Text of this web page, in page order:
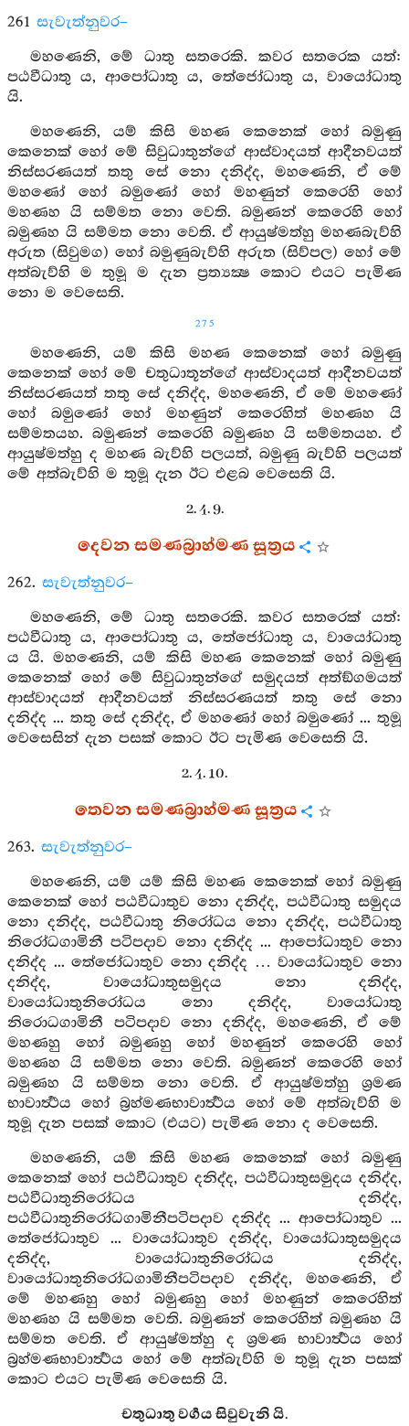
261 සැවැත්නුවර–
මහණෙනි, මේ ධාතු සතරෙකි. කවර සතරෙක යත්:
පඨවීධාතු ය, ආපෝධාතු ය, තේජෝධාතු ය, වායෝධාතු
යි.
මහණෙනි, යම් කිසි මහණ කෙනෙක් හෝ බමුණු
කෙනෙක් හෝ මේ සිවුධාතුන්ගේ ආස්වාදයත් ආදීනවයත්
නිස්සරණයත් තතු සේ නො දනිද්ද, මහණෙනි, ඒ මේ
මහණෝ හෝ බමුණෝ හෝ මහණුන් කෙරෙහි හෝ
මහණහ යි සම්මත නො වෙති. බමුණන් කෙරෙහි හෝ
බමුණහ යි සම්මත නො වෙති. ඒ ආයුෂ්මත්හු මහණබැව්හි
අරුත (සිවුමග) හෝ බමුණුබැව්හි අරුත (සිව්පල) හෝ මේ
අත්බැව්හි ම තුමූ ම දැන ප්‍රත්‍යක්‍ෂ කොට එයට පැමිණ
නො ම වෙසෙති.
275
මහණෙනි, යම් කිසි මහණ කෙනෙක් හෝ බමුණු
කෙනෙක් හෝ මේ චතුධාතූන්ගේ ආස්වාදයත් ආදීනවයත්
නිස්සරණයත් තතු සේ දනිද්ද, මහණෙනි, ඒ මේ මහණෝ
හෝ බමුණෝ හෝ මහණුන් කෙරෙහිත් මහණහ යි
සම්මතයහ. බමුණන් කෙරෙහි බමුණහ යි සම්මතයහ. ඒ
ආයුෂ්මත්හු ද මහණ බැව්හි පලයත්, බමුණු බැව්හි පලයත්
මේ අත්බැව්හි ම තුමූ දැන ඊට එළබ වෙසෙති යි.
2. 4. 9.
දෙවන සමණබ්‍රාහ්මණ සූත්‍රය
262. සැවැත්නුවර–
මහණෙනි, මේ ධාතු සතරෙකි. කවර සතරෙක් යත්:
පඨවීධාතු ය, ආපෝධාතු ය, තේජෝධාතු ය, වායෝධාතු
ය යි. මහණෙනි, යම් කිසි මහණ කෙනෙක් හෝ බමුණු
කෙනෙක් හෝ මේ සිවුධාතුන්ගේ සමුදයත් අත්ඞ්ගමයත්
ආස්වාදයත් ආදීනවයත් නිස්සරණයත් තතු සේ නො
දනිද්ද ... තතු සේ දනිද්ද, ඒ මහණෝ හෝ බමුණෝ ... තුමූ
වෙසෙසින් දැන පසක් කොට ඊට පැමිණ වෙසෙති යි.
2. 4. 10.
තෙවන සමණබ්‍රාහ්මණ සූත්‍රය
263. සැවැත්නුවර–
මහණෙනි, යම් යම් කිසි මහණ කෙනෙක් හෝ බමුණු
කෙනෙක් හෝ පඨවීධාතුව නො දනිද්ද, පඨවීධාතු සමුදය
නො දනිද්ද, පඨවීධාතු නිරෝධය නො දනිද්ද, පඨවීධාතු
නිරෝධගාමිනී පටිපදාව නො දනිද්ද ... ආපෝධාතුව නො
දනිද්ද ... තේජෝධාතුව නො දනිද්ද … වායෝධාතුව නො
දනිද්ද, වායෝධාතුසමුදය නො දනිද්ද,
වායෝධාතුනිරෝධය නො දනිද්ද, වායෝධාතු
නිරොධගාමිනී පටිපදාව නො දනිද්ද, මහණෙනි, ඒ මේ
මහණහු හෝ බමුණහු හෝ මහණුන් කෙරෙහි හෝ
මහණහ යි සම්මත නො වෙති. බමුණන් කෙරෙහි හෝ
බමුණහ යි සම්මත නො වෙති. ඒ ආයුෂ්මත්හු ශ්‍රමණ
භාවාර්‍ත්‍ථය හෝ බ්‍රහ්මණභාවාර්‍ත්‍ථය හෝ මේ අත්බැව්හි ම
තුමූ දැන පසක් කොට (එයට) පැමිණ නො ද වෙසෙති.
මහණෙනි, යම් කිසි මහණ කෙනෙක් හෝ බමුණු
කෙනෙක් හෝ පඨවීධාතුව දනිද්ද, පඨවීධාතුසමුදය දනිද්ද,
පඨවීධාතුනිරෝධය දනිද්ද,
පඨවීධාතුනිරෝධගාමිනීපටිපදාව දනිද්ද ... ආපෝධාතුව ...
තේජෝධාතුව ... වායෝධාතුව දනිද්ද, වායෝධාතුසමුදය
දනිද්ද, වායෝධාතුනිරෝධය දනිද්ද,
වායෝධාතුනිරෝධගාමිනීපටිපදාව දනිද්ද, මහණෙනි, ඒ
මේ මහණහු හෝ බමුණහු හෝ මහණුන් කෙරෙහිත්
මහණහ යි සම්මත වෙති. බමුණන් කෙරෙහිත් බමුණහ යි
සම්මත වෙති. ඒ ආයුෂ්මත්හු ද ශ්‍රමණ භාවාර්‍ත්‍ථය හෝ
බ්‍රහ්මණභාවාර්‍ත්‍ථය හෝ මේ අත්බැව්හි ම තුමූ දැන පසක්
කොට එයට පැමිණ වෙසෙති යි.
චතුධාතු වර්‍ගය සිවුවැනි යි.